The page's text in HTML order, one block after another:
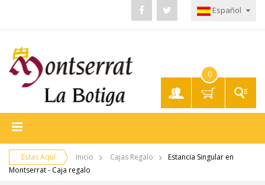
Cuenta
Español
0
Estas Aquí Inicio Cajas Regalo
Estancia Singular en
Montserrat - Caja regalo